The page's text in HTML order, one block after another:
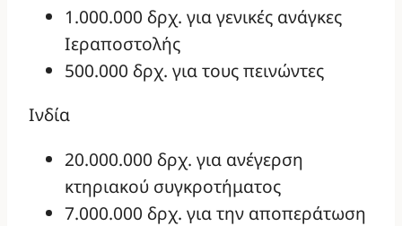
1.000.000 δρχ. για γενικές ανάγκες
Ιεραποστολής
500.000 δρχ. για τους πεινώντες
Ινδία
20.000.000 δρχ. για ανέγερση
κτηριακού συγκροτήματος
7.000.000 δρχ. για την αποπεράτωση